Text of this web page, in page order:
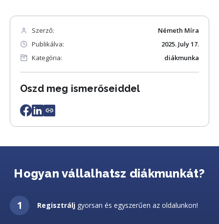
Szerző:
Németh Míra
Publikálva:
2025. July 17.
Kategória:
diákmunka
Oszd meg ismerőseiddel
Hogyan vállalhatsz diákmunkát?
Regisztrálj gyorsan és egyszerűen az oldalunkon!